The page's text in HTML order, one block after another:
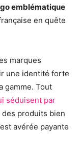
emblématique
en quête
marques
une identité forte
gamme. Tout
séduisent par
des produits bien
avérée payante